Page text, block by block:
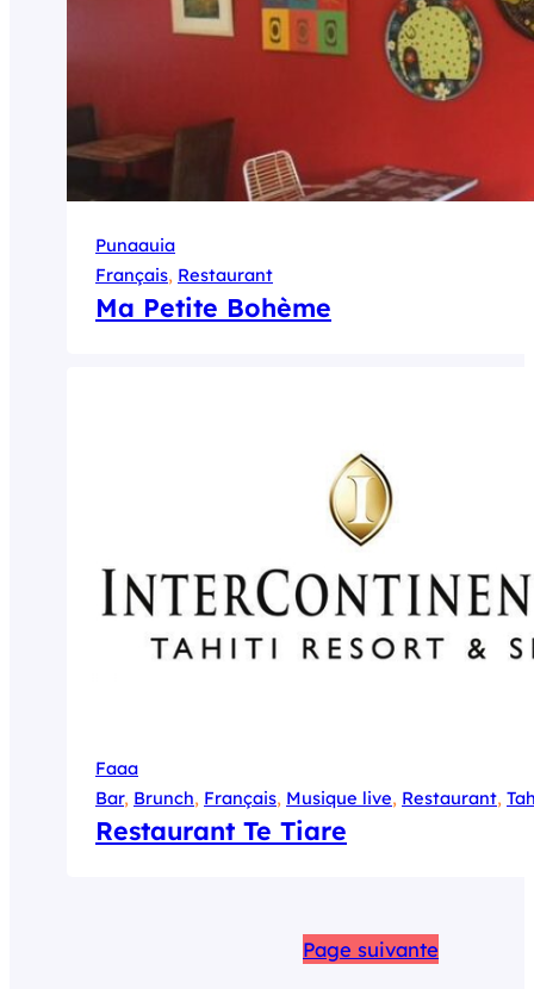
Punaauia
Français, Restaurant
Ma Petite Bohème
Faaa
Bar, Brunch, Français, Musique live, Restaurant,
Restaurant Te Tiare
Page suivante